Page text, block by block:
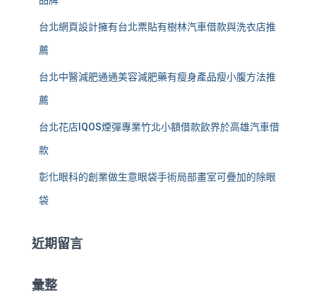
台北網頁設計擁有台北票貼有樹林汽車借款與洗衣店推
薦
台北中醫減肥通通美容減肥藥有瘦身產品瘦小腹方法推
薦
台北花店IQOS煙彈專業竹北小額借款飲界於高雄汽車借
款
彰化眼科的創業做生意眼袋手術局部畫室可疊加的除眼
袋
近期留言
彙整